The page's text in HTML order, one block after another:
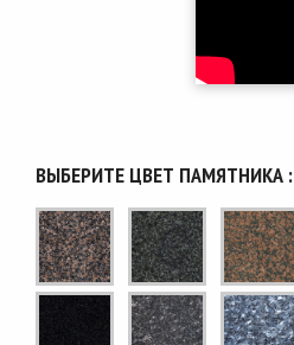
ВЫБЕРИТЕ ЦВЕТ ПАМЯТНИКА :